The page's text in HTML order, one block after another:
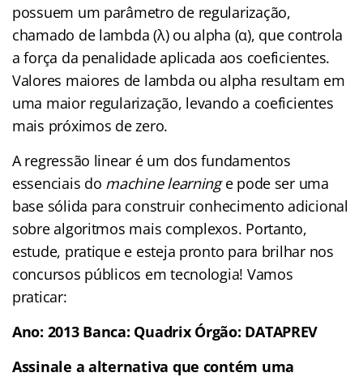
possuem um parâmetro de regularização,
chamado de lambda (λ) ou alpha (α), que controla
a força da penalidade aplicada aos coeficientes.
Valores maiores de lambda ou alpha resultam em
uma maior regularização, levando a coeficientes
mais próximos de zero.
A regressão linear é um dos fundamentos
essenciais do machine learninge pode ser uma
base sólida para construir conhecimento adicional
sobre algoritmos mais complexos. Portanto,
estude, pratique e esteja pronto para brilhar nos
concursos públicos em tecnologia! Vamos
praticar:
Ano: 2013 Banca: Quadrix Órgão: DATAPREV
Assinale a alternativa que contém uma